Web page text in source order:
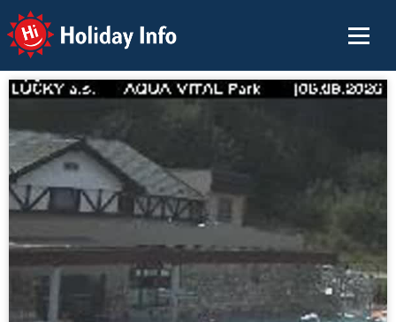
Holiday Info